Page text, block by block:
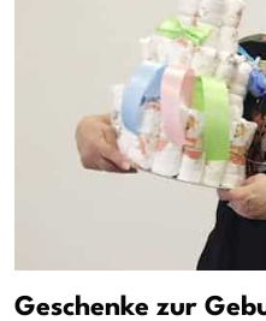
Geschenke zur